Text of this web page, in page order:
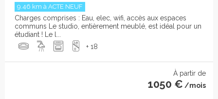
9.46 km à ACTE NEUF
Charges comprises : Eau, elec, wifi, accès aux espaces
communs Le studio, entièrement meublé, est idéal pour un
étudiant ! Le l...
+ 18
À partir de
1050 € /mois